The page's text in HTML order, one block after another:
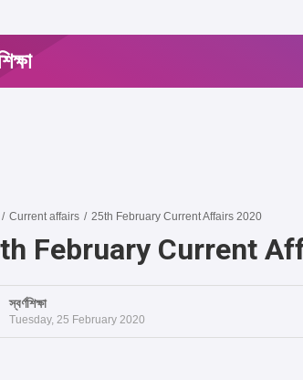
/ Current affairs / 25th February Current Affairs 2020
February Current
স্বর্ণশিক্ষা
Tuesday, 25 February 2020